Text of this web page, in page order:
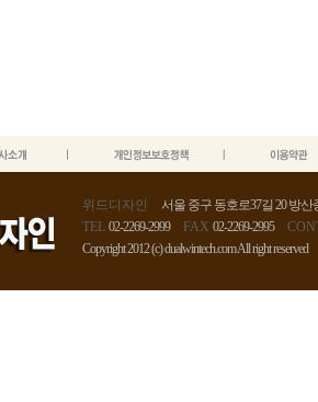
위드디자인
서울 중구 동호로37길 20 방산
TEL 02-2269-2999 FAX 02-2269-2995
Copyright 2012 (c) dualwintech.com All right reserved